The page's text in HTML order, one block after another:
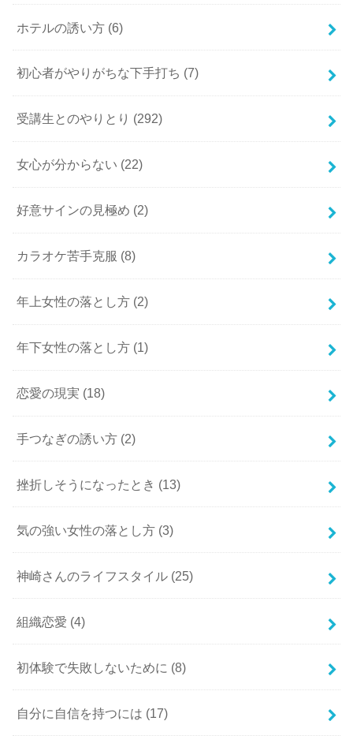
ホテルの誘い方 (6)
初心者がやりがちな下手打ち (7)
受講生とのやりとり (292)
女心が分からない (22)
好意サインの見極め (2)
カラオケ苦手克服 (8)
年上女性の落とし方 (2)
年下女性の落とし方 (1)
恋愛の現実 (18)
手つなぎの誘い方 (2)
挫折しそうになったとき (13)
気の強い女性の落とし方 (3)
神崎さんのライフスタイル (25)
組織恋愛 (4)
初体験で失敗しないために (8)
自分に自信を持つには (17)